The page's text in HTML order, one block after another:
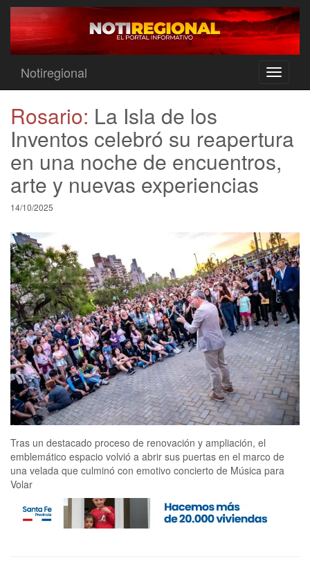
Toggle
Notiregional
Rosario: La Isla de los
Inventos celebró su reapertura
en una noche de encuentros,
arte y nuevas experiencias
14/10/2025
Tras un destacado proceso de renovación y ampliación, el
emblemático espacio volvió a abrir sus puertas en el marco de
una velada que culminó con emotivo concierto de Música para
Volar